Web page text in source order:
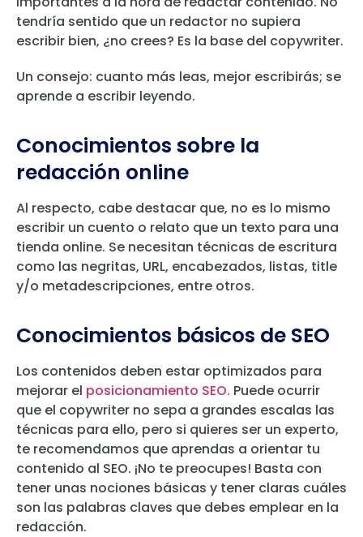
tendría sentido que un redactor no supiera
escribir bien, ¿no crees? Es la base del copywriter.
Un consejo: cuanto más leas, mejor escribirás; se
aprende a escribir leyendo.
Conocimientos sobre la
redacción online
Al respecto, cabe destacar que, no es lo mismo
escribir un cuento o relato que un texto para una
tienda online. Se necesitan técnicas de escritura
como las negritas, URL, encabezados, listas, title
y/o metadescripciones, entre otros.
Conocimientos básicos de SEO
Los contenidos deben estar optimizados para
mejorar el posicionamiento SEO. Puede ocurrir
que el copywriter no sepa a grandes escalas las
técnicas para ello, pero si quieres ser un experto,
te recomendamos que aprendas a orientar tu
contenido al SEO. ¡No te preocupes! Basta con
tener unas nociones básicas y tener claras cuáles
son las palabras claves que debes emplear en la
redacción.